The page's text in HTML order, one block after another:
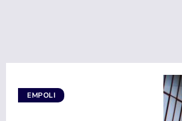
EMPOLI